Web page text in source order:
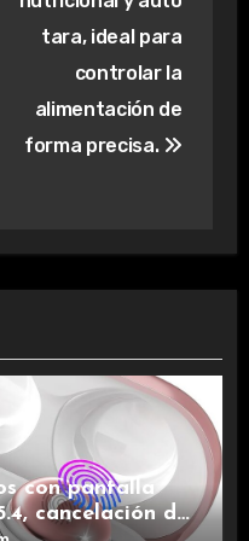
tara, ideal para
controlar la
alimentación de
forma precisa.
con pantalla
cancelación de